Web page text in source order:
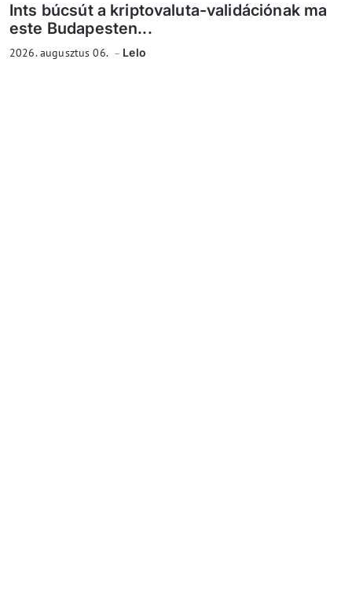
Ints búcsút a kriptovaluta-validációnak ma
este Budapesten...
2026. augusztus 06. Lelo